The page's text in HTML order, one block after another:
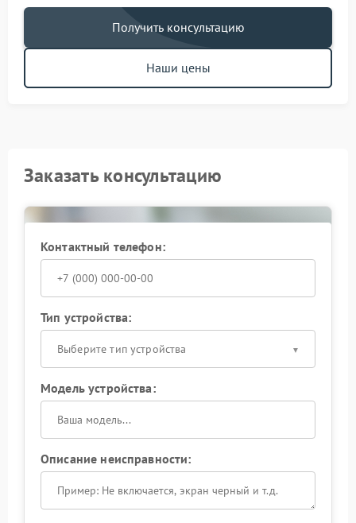
Получить консультацию
Наши цены
Заказать консультацию
Контактный телефон:
Тип устройства:
Выберите тип устройства
Модель устройства:
Описание неисправности: